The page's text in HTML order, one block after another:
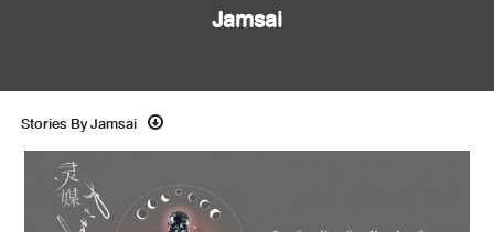
Jamsai
Stories By Jamsai